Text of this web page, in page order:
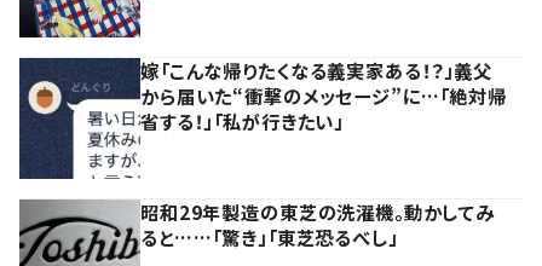
嫁「こんな帰りたくなる義実家ある！？」義父
から届いた“衝撃のメッセージ”に…「絶対帰
省する！」「私が行きたい」
昭和29年製造の東芝の洗濯機。動かしてみ
ると……「驚き」「東芝恐るべし」